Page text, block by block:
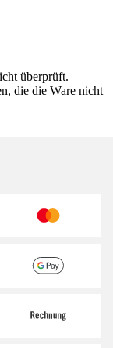
überprüft.
die die Ware nicht